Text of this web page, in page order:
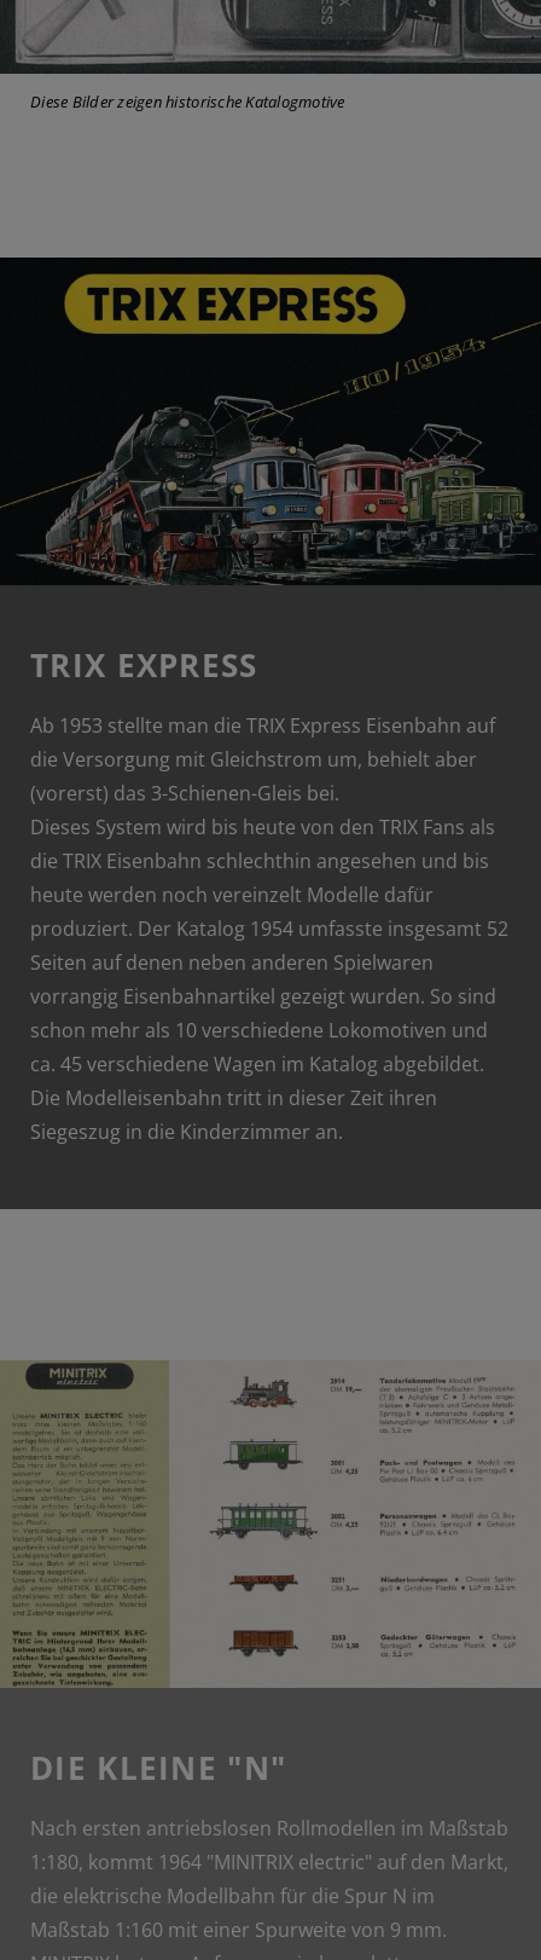
Diese Bilder zeigen historische Katalogmotive
TRIX EXPRESS
Ab 1953 stellte man die TRIX Express Eisenbahn auf
die Versorgung mit Gleichstrom um, behielt aber
(vorerst) das 3-Schienen-Gleis bei.
Dieses System wird bis heute von den TRIX Fans als
die TRIX Eisenbahn schlechthin angesehen und bis
heute werden noch vereinzelt Modelle dafür
produziert. Der Katalog 1954 umfasste insgesamt 52
Seiten auf denen neben anderen Spielwaren
vorrangig Eisenbahnartikel gezeigt wurden. So sind
schon mehr als 10 verschiedene Lokomotiven und
ca. 45 verschiedene Wagen im Katalog abgebildet.
Die Modelleisenbahn tritt in dieser Zeit ihren
Siegeszug in die Kinderzimmer an.
DIE KLEINE "N"
Nach ersten antriebslosen Rollmodellen im Maßstab
1:180, kommt 1964 "MINITRIX electric" auf den Markt,
die elektrische Modellbahn für die Spur N im
Maßstab 1:160 mit einer Spurweite von 9 mm.